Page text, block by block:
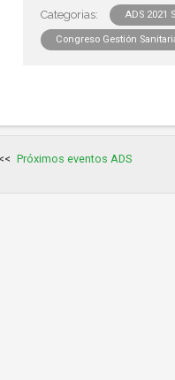
ADS 2021
Congreso Gestión
Próximos eventos ADS